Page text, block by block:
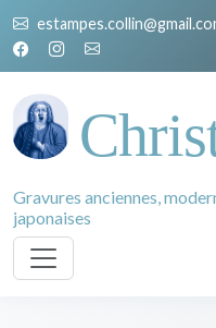
Gravures anciennes,
japonaises